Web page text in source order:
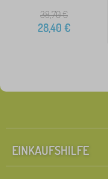
38,70€
28,40 €
EINKAUFSHILFE